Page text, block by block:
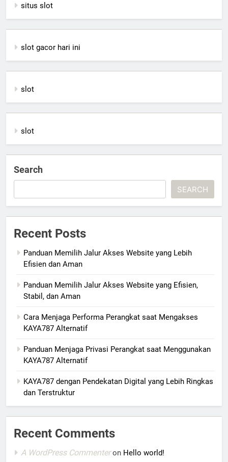
situs slot
slot gacor hari ini
slot
slot
Search
SEARCH
Recent Posts
Panduan Memilih Jalur Akses Website yang Lebih
Efisien dan Aman
Panduan Memilih Jalur Akses Website yang Efisien,
Stabil, dan Aman
Cara Menjaga Performa Perangkat saat Mengakses
KAYA787 Alternatif
Panduan Menjaga Privasi Perangkat saat Menggunakan
KAYA787 Alternatif
KAYA787 dengan Pendekatan Digital yang Lebih Ringkas
dan Terstruktur
Recent Comments
A WordPress Commenteron Hello world!